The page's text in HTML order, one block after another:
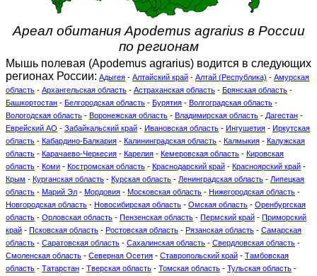
Ареал обитания Apodemus agrarius в России
по регионам
Мышь полевая (Apodemus agrarius) водится в следующих
регионах России: Адыгея - Алтайский край - Алтай (Республика) - Амурская
область - Архангельская область - Астраханская область - Брянская область -
Башкортостан - Белгородская область - Бурятия - Волгоградская область -
Вологодская область - Воронежская область - Владимирская область - Дагестан -
Еврейский АО - Забайкальский край - Ивановская область - Ингушетия - Иркутская
область - Кабардино-Балкария - Калининградская область - Калмыкия - Калужская
область - Карачаево-Черкесия - Карелия - Кемеровская область - Кировская
область - Коми - Костромская область - Краснодарский край - Красноярский край -
Крым - Курганская область - Курская область - Ленинградская область - Липецкая
область - Марий Эл - Мордовия - Московская область - Нижегородская область -
Новгородская область - Новосибирская область - Омская область - Оренбургская
область - Орловская область - Пензенская область - Пермский край - Приморский
край - Псковская область - Ростовская область - Рязанская область - Самарская
область - Саратовская область - Сахалинская область - Свердловская область -
Смоленская область - Северная Осетия - Ставропольский край - Тамбовская
область - Татарстан - Тверская область - Томская область - Тульская область -